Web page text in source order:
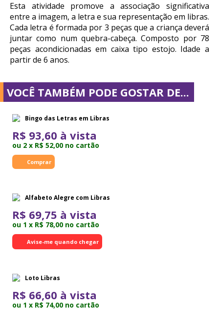
Esta atividade promove a associação significativa
entre a imagem, a letra e sua representação em libras.
Cada letra é formada por 3 peças que a criança deverá
juntar como num quebra-cabeça. Composto por 78
peças acondicionadas em caixa tipo estojo. Idade a
partir de 6 anos.
VOCÊ TAMBÉM PODE GOSTAR DE...
Bingo das Letras em Libras
R$ 93,60 à vista
ou 2 x R$ 52,00 no cartão
Alfabeto Alegre com Libras
R$ 69,75 à vista
ou 1 x R$ 78,00 no cartão
Avise-me quando chegar
Loto Libras
R$ 66,60 à vista
ou 1 x R$ 74,00 no cartão